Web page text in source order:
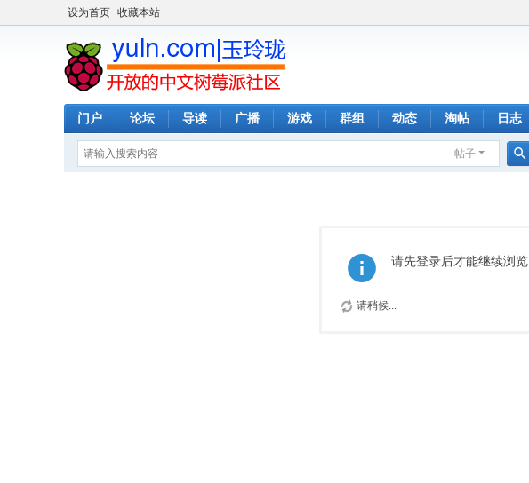
设为首页 收藏本站
门户 论坛 导读 广播 游戏 群组 动态 淘帖 日志
帖子
请先登录后才能继续浏览
请稍候...